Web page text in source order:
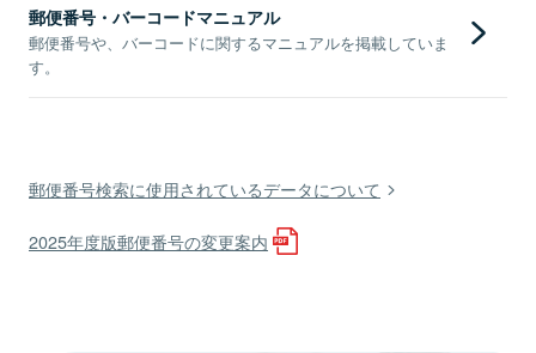
郵便番号・バーコードマニュアル
郵便番号や、バーコードに関するマニュアルを掲載していま
す。
郵便番号検索に使用されているデータについて
2025年度版郵便番号の変更案内